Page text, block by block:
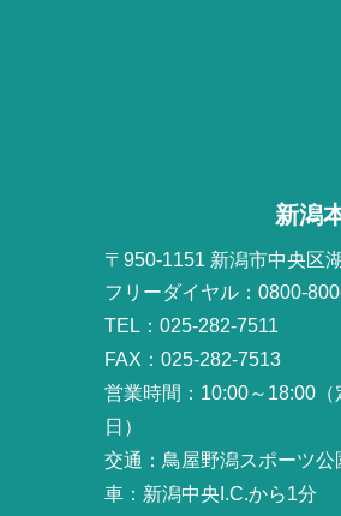
新潟
〒950-1151 新潟市中央区
フリーダイヤル：0800-
TEL：025-282-7511
FAX：025-282-7513
営業時間：10:00～18:00
日）
交通：鳥屋野潟スポーツ
車：新潟中央I.C.から1分